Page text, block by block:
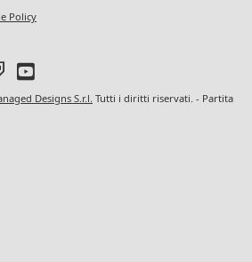
Policy
Designs S.r.l. Tutti i diritti riservati. - Partita